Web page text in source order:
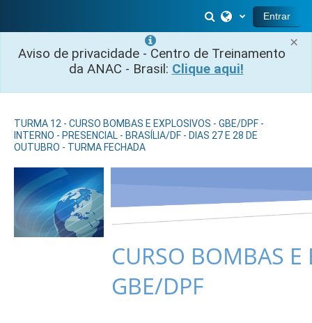
×
Aviso de privacidade - Centro de Treinamento
da ANAC - Brasil: Clique aqui!
Selector de
Entrar
TURMA 12 - CURSO BOMBAS E EXPLOSIVOS - GBE/DPF -
INTERNO - PRESENCIAL - BRASÍLIA/DF - DIAS 27 E 28 DE
OUTUBRO - TURMA FECHADA
CURSO BOMBAS E
GBE/DPF